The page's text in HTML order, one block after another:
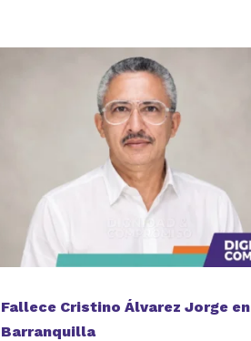
Fallece Cristino Álvarez Jorge en
Barranquilla